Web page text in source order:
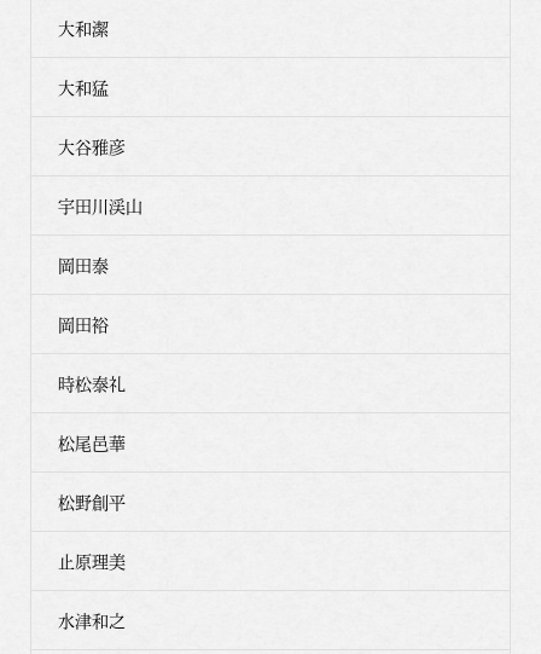
大和潔
大和猛
大谷雅彦
宇田川渓山
岡田泰
岡田裕
時松泰礼
松尾邑華
松野創平
止原理美
水津和之